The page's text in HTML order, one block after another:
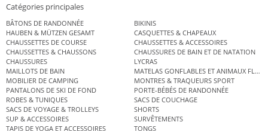
Catégories principales
BÂTONS DE RANDONNÉE
BIKINIS
HAUBEN & MÜTZEN GESAMT
CASQUETTES & CHAPEAUX
CHAUSSETTES DE COURSE
CHAUSSETTES & ACCESSOIRES
CHAUSSETTES & CHAUSSONS
CHAUSSURES DE BAIN ET DE NATATION
CHAUSSURES
LYCRAS
MAILLOTS DE BAIN
MATELAS GONFLABLES ET ANIMAUX
MOBILIER DE CAMPING
MONTRES & TRAQUEURS SPORT
PANTALONS DE SKI DE FOND
PORTE-BÉBÉS DE RANDONNÉE
ROBES & TUNIQUES
SACS DE COUCHAGE
SACS DE VOYAGE & TROLLEYS
SHORTS
SUP & ACCESSOIRES
SURVÊTEMENTS
TAPIS DE YOGA ET ACCESSOIRES
TONGS